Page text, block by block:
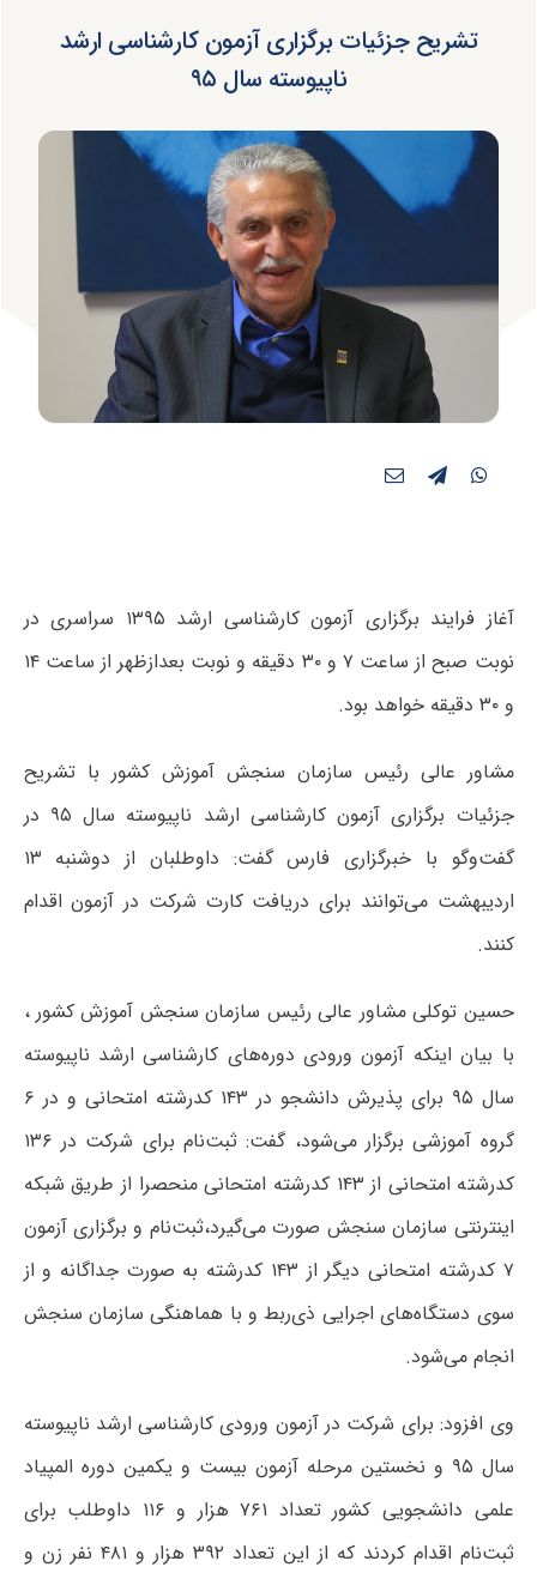
تشریح جزئیات برگزاری آزمون کارشناسی ارشد
ناپیوسته سال ۹۵
آغاز فرایند برگزاری آزمون کارشناسی ارشد ۱۳۹۵ سراسری در
نوبت صبح‌ از ساعت ۷ و ۳۰ دقیقه و نوبت بعدازظهر از ساعت ۱۴
و ۳۰ دقیقه خواهد بود.
مشاور عالی رئیس سازمان سنجش آموزش کشور با تشریح
جزئیات برگزاری آزمون کارشناسی ارشد ناپیوسته سال ۹۵ در
گفت‌وگو با خبرگزاری فارس گفت: داوطلبان از دوشنبه ۱۳
اردیبهشت می‌توانند برای دریافت کارت شرکت در آزمون اقدام
کنند.
حسین توکلی مشاور عالی رئیس سازمان سنجش آموزش کشور ،
با بیان اینکه آزمون ورودی دوره‌های کارشناسی ارشد ناپیوسته
سال ۹۵ برای پذیرش دانشجو در ۱۴۳ کدرشته امتحانی و در ۶
گروه آموزشی برگزار می‌شود، گفت: ثبت‌نام برای شرکت در ۱۳۶
کدرشته امتحانی از ۱۴۳ کدرشته امتحانی منحصرا از طریق شبکه
اینترنتی سازمان سنجش صورت می‌گیرد،‌ثبت‌نام و برگزاری آزمون
۷ کدرشته امتحانی دیگر از ۱۴۳ کدرشته به صورت جداگانه و از
سوی دستگاه‌های اجرایی ذی‌ربط و با هماهنگی سازمان سنجش
انجام می‌شود.
وی افزود: برای شرکت در آزمون ورودی کارشناسی ارشد ناپیوسته
سال ۹۵ و نخستین مرحله آزمون بیست و یکمین دوره المپیاد
علمی دانشجویی کشور تعداد ۷۶۱ هزار و ۱۱۶ داوطلب برای
ثبت‌نام اقدام کردند که از این تعداد ۳۹۲ هزار و ۴۸۱ نفر زن و